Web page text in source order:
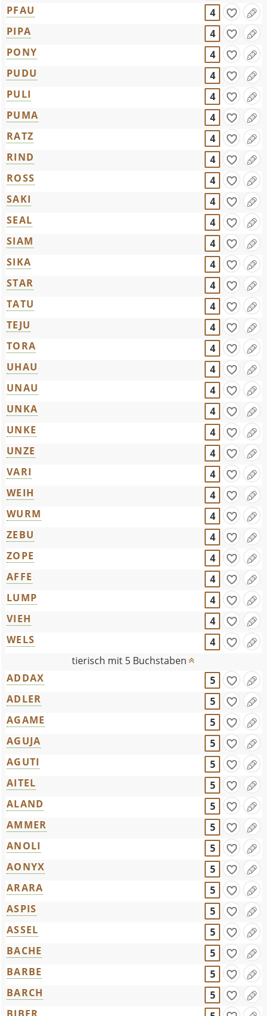
PFAU
4
PIPA
4
PONY
4
PUDU
4
PULI
4
PUMA
4
RATZ
4
RIND
4
ROSS
4
SAKI
4
SEAL
4
SIAM
4
SIKA
4
STAR
4
TATU
4
TEJU
4
TORA
4
UHAU
4
UNAU
4
UNKA
4
UNKE
4
UNZE
4
VARI
4
WEIH
4
WURM
4
ZEBU
4
ZOPE
4
AFFE
4
LUMP
4
VIEH
4
WELS
4
tierisch mit 5 Buchstaben
ADDAX
5
ADLER
5
AGAME
5
AGUJA
5
AGUTI
5
AITEL
5
ALAND
5
AMMER
5
ANOLI
5
AONYX
5
ARARA
5
ASPIS
5
ASSEL
5
BACHE
5
BARBE
5
BARCH
5